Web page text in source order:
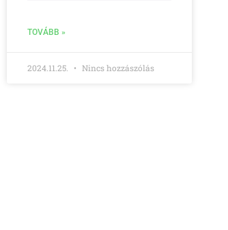
TOVÁBB »
2024.11.25. Nincs hozzászólás